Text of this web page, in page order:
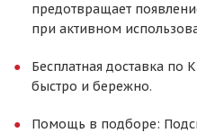
предотвращает
при активном
Бесплатная доставка по
быстро и бережно.
Помощь в подборе: